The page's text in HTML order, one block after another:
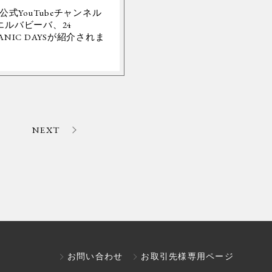
式YouTubeチャンネル
ルバビーバ、24
DAYSが紹介されま
NEXT
お問い合わせ お取引先様専用ページ